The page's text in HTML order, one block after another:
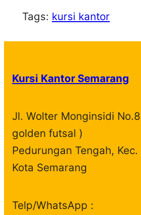
Tags: kursi kantor
Kursi Kantor Semarang
Jl. Wolter Monginsidi
golden futsal )
Pedurungan Tengah,
Kota Semarang
Telp/WhatsApp :